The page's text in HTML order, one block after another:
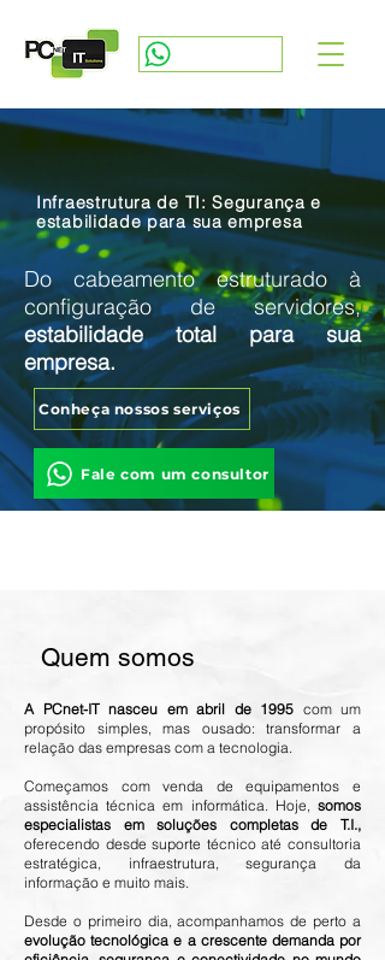
Infraestrutura de TI: Segurança e
estabilidade para sua empresa
Do cabeamento estruturado à
configuração de servidores,
estabilidade total para sua
empresa.
Conheça nossos serviços
Fale com um consultor
Quem somos
A PCnet-IT nasceu em abril de 1995 com um
propósito simples, mas ousado: transformar a
relação das empresas com a tecnologia.
Começamos com venda de equipamentos e
assistência técnica em informática. Hoje, somos
especialistas em soluções completas de T.I.,
oferecendo desde suporte técnico até consultoria
estratégica, infraestrutura, segurança da
informação e muito mais.
Desde o primeiro dia, acompanhamos de perto a
evolução tecnológica e a crescente demanda por